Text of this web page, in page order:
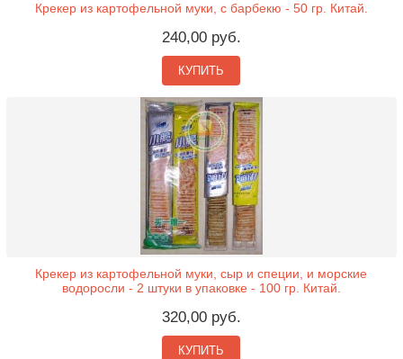
Крекер из картофельной муки, с барбекю - 50 гр. Китай.
240,00 руб.
КУПИТЬ
Крекер из картофельной муки, сыр и специи, и морские
водоросли - 2 штуки в упаковке - 100 гр. Китай.
320,00 руб.
КУПИТЬ